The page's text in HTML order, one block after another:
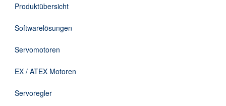
Applikationen
Informationen
Downloads
Kontakt
Produktübersicht
Softwarelösungen
Servomotoren
EX / ATEX Motoren
Servoregler